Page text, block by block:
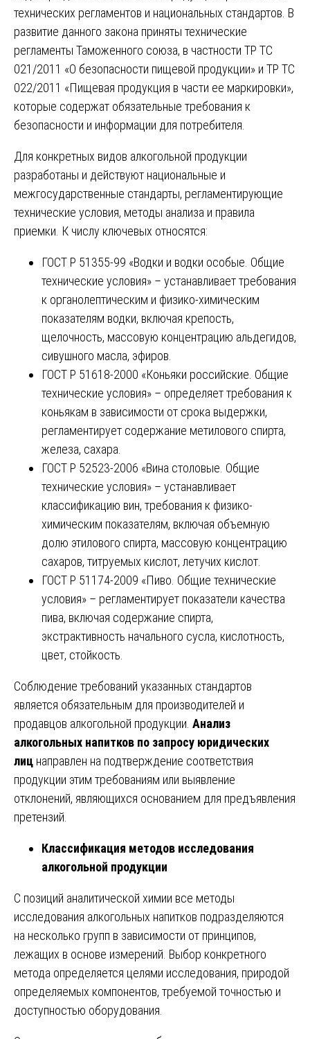
технических регламентов и национальных стандартов. В
развитие данного закона приняты технические
регламенты Таможенного союза, в частности ТР ТС
021/2011 «О безопасности пищевой продукции» и ТР ТС
022/2011 «Пищевая продукция в части ее маркировки»,
которые содержат обязательные требования к
безопасности и информации для потребителя.
Для конкретных видов алкогольной продукции
разработаны и действуют национальные и
межгосударственные стандарты, регламентирующие
технические условия, методы анализа и правила
приемки. К числу ключевых относятся:
ГОСТ Р 51355-99 «Водки и водки особые. Общие
технические условия» – устанавливает требования
к органолептическим и физико-химическим
показателям водки, включая крепость,
щелочность, массовую концентрацию альдегидов,
сивушного масла, эфиров.
ГОСТ Р 51618-2000 «Коньяки российские. Общие
технические условия» – определяет требования к
коньякам в зависимости от срока выдержки,
регламентирует содержание метилового спирта,
железа, сахара.
ГОСТ Р 52523-2006 «Вина столовые. Общие
технические условия» – устанавливает
классификацию вин, требования к физико-
химическим показателям, включая объемную
долю этилового спирта, массовую концентрацию
сахаров, титруемых кислот, летучих кислот.
ГОСТ Р 51174-2009 «Пиво. Общие технические
условия» – регламентирует показатели качества
пива, включая содержание спирта,
экстрактивность начального сусла, кислотность,
цвет, стойкость.
Соблюдение требований указанных стандартов
является обязательным для производителей и
продавцов алкогольной продукции. Анализ
алкогольных напитков по запросу юридических
лиц направлен на подтверждение соответствия
продукции этим требованиям или выявление
отклонений, являющихся основанием для предъявления
претензий.
Классификация методов исследования
алкогольной продукции
С позиций аналитической химии все методы
исследования алкогольных напитков подразделяются
на несколько групп в зависимости от принципов,
лежащих в основе измерений. Выбор конкретного
метода определяется целями исследования, природой
определяемых компонентов, требуемой точностью и
доступностью оборудования.